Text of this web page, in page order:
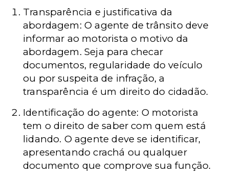
Transparência e justificativa da
abordagem: O agente de trânsito deve
informar ao motorista o motivo da
abordagem. Seja para checar
documentos, regularidade do veículo
ou por suspeita de infração, a
transparência é um direito do cidadão.
Identificação do agente: O motorista
tem o direito de saber com quem está
lidando. O agente deve se identificar,
apresentando crachá ou qualquer
documento que comprove sua função.